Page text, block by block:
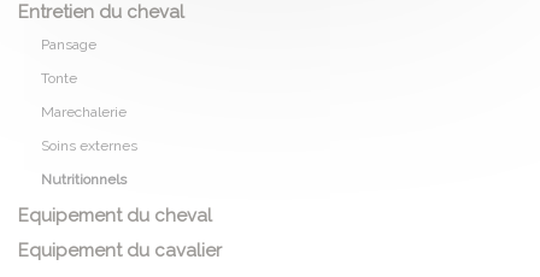
Entretien du cheval
Pansage
Tonte
Marechalerie
Soins externes
Nutritionnels
Equipement du cheval
Equipement du cavalier